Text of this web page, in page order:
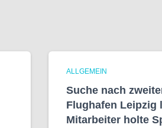
ALLGEMEIN
Suche nach
Flughafen Leipzig
Mitarbeiter holte